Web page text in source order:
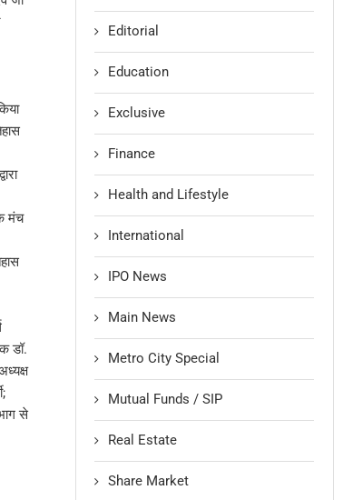
मंच
डॉ.
से
Editorial
Education
Exclusive
Finance
Health and Lifestyle
International
IPO News
Main News
Metro City Special
Mutual Funds / SIP
Real Estate
Share Market